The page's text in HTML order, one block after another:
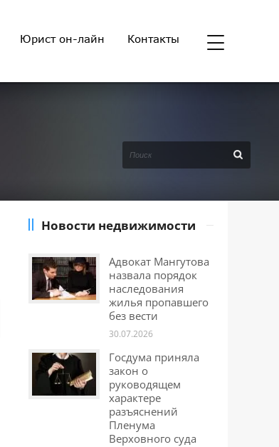
Юрист он-лайн Контакты
Новости недвижимости
Адвокат Мангутова
назвала порядок
наследования
жилья пропавшего
без вести
30.07.2026
Госдума приняла
закон о
руководящем
характере
разъяснений
Пленума
Верховного суда